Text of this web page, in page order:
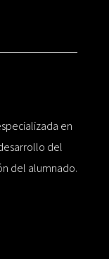
en
del
del alumnado.